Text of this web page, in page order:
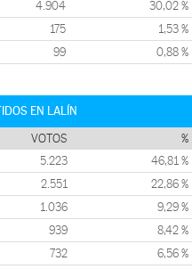
4.904 30,02 %
175 1,53 %
99 0,88 %
EN LALÍN
VOTOS %
5.223 46,81 %
2.551 22,86 %
1.036 9,29 %
939 8,42 %
732 6,56 %